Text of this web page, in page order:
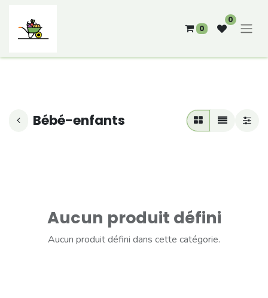
0
0
Bébé-enfants
Aucun produit défini
Aucun produit défini dans cette catégorie.